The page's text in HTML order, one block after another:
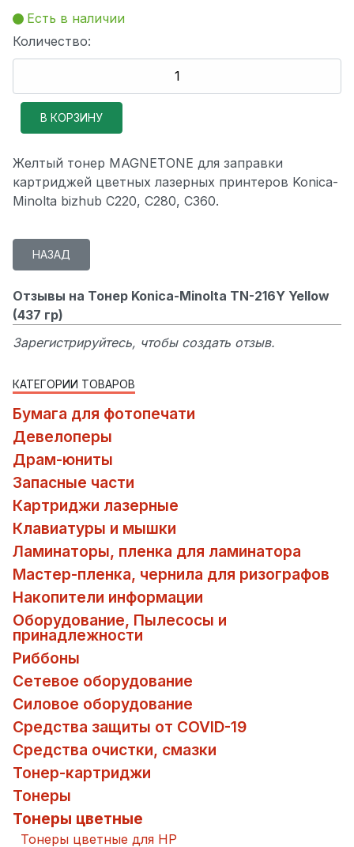
Есть в наличии
Количество:
Желтый тонер MAGNETONE для заправки
картриджей цветных лазерных принтеров Konica-
Minolta bizhub C220, C280, C360.
Отзывы на Тонер Konica-Minolta TN-216Y Yellow
(437 гр)
Зарегистрируйтесь, чтобы создать отзыв.
КАТЕГОРИИ ТОВАРОВ
Бумага для фотопечати
Девелоперы
Драм-юниты
Запасные части
Картриджи лазерные
Клавиатуры и мышки
Ламинаторы, пленка для ламинатора
Мастер-пленка, чернила для ризографов
Накопители информации
Оборудование, Пылесосы и
принадлежности
Риббоны
Сетевое оборудование
Силовое оборудование
Средства защиты от COVID-19
Средства очистки, смазки
Тонер-картриджи
Тонеры
Тонеры цветные
Тонеры цветные для HP